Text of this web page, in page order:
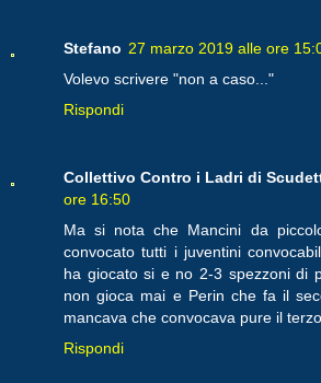
Stefano 27 marzo 2019 alle ore
Volevo scrivere "non a caso..."
Rispondi
Collettivo Contro i Ladri di
ore 16:50
Ma si nota che Mancini da
convocato tutti i juventini
ha giocato si e no 2-3 spezzoni di
non gioca mai e Perin che fa il
mancava che convocava pure il
Rispondi